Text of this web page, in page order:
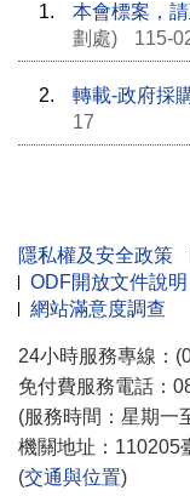
1. 本會標案，
劃處)
115-
2. 轉載-政府採
17
隱私權及安全政策
ODF開放文件說明
網站滿意度調查
24小時服務專線：
免付費服務電話：
(服務時間：星期一
機關地址：110205
(交通與位置)